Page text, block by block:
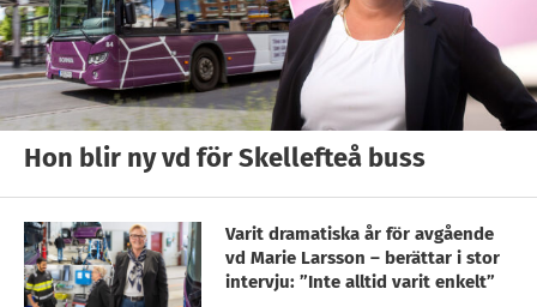
Hon blir ny vd för Skellefteå buss
Varit dramatiska år för avgående
vd Marie Larsson – berättar i stor
intervju: ”Inte alltid varit enkelt”